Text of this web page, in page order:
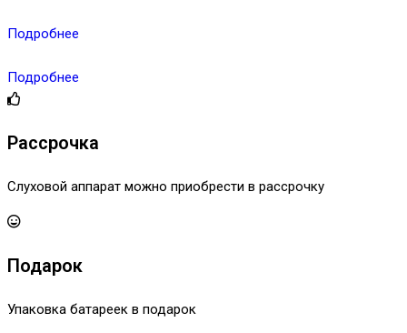
Подробнее
Подробнее
Рассрочка
Слуховой аппарат можно приобрести в рассрочку
Подарок
Упаковка батареек в подарок